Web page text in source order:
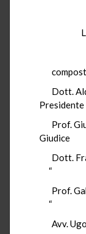
Presidente
Prof.
Giudice
“
Prof.
“